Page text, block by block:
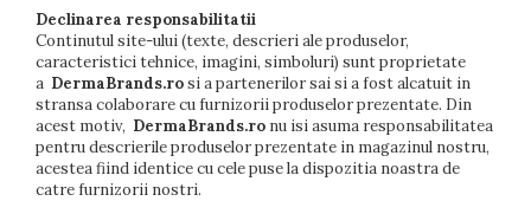
Declinarea responsabilitatii
Continutul site-ului (texte, descrieri ale produselor,
caracteristici tehnice, imagini, simboluri) sunt proprietate
a DermaBrands.rosi a partenerilor sai si a fost alcatuit in
stransa colaborare cu furnizorii produselor prezentate. Din
acest motiv, DermaBrands.ro nu isi asuma responsabilitatea
pentru descrierile produselor prezentate in magazinul nostru,
acestea fiind identice cu cele puse la dispozitia noastra de
catre furnizorii nostri.